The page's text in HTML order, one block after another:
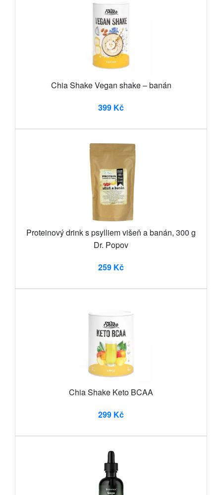
Chia Shake Vegan shake – banán
399 Kč
Proteinový drink s psylliem višeň a banán, 300 g
Dr. Popov
259 Kč
Chia Shake Keto BCAA
299 Kč